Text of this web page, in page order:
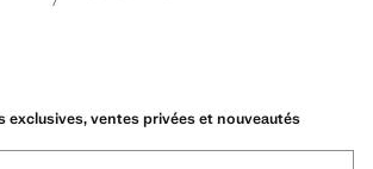
exclusives, ventes privées et nouveautés